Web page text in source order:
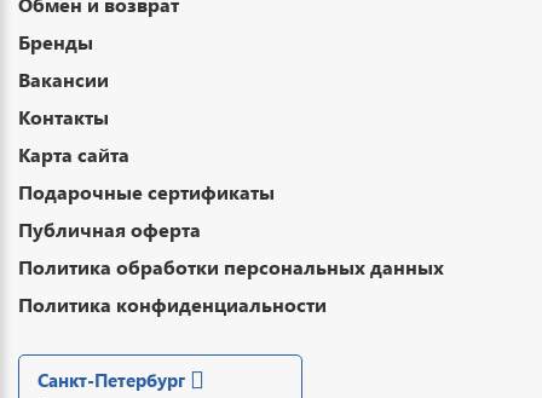
Бренды
Вакансии
Контакты
Карта сайта
Подарочные сертификаты
Публичная оферта
Политика обработки персональных данных
Политика конфиденциальности
Санкт-Петербург